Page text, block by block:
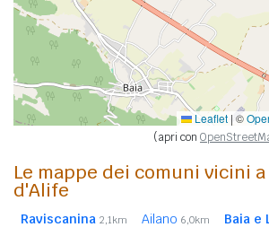
Leaflet | ©
(apri con
Le mappe dei comuni vicini
d'Alife
Raviscanina 2,1km Ailano 6,0km Baia e